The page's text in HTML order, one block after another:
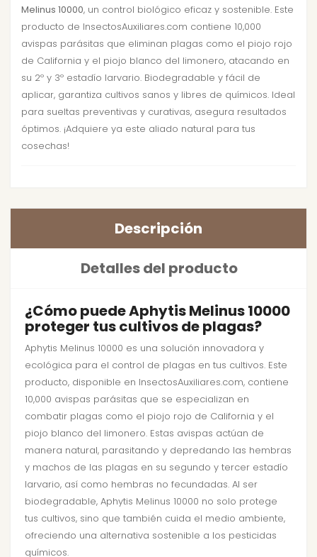
Melinus 10000, un control biológico eficaz y sostenible. Este
producto de InsectosAuxiliares.com contiene 10,000
avispas parásitas que eliminan plagas como el piojo rojo
de California y el piojo blanco del limonero, atacando en
su 2º y 3º estadío larvario. Biodegradable y fácil de
aplicar, garantiza cultivos sanos y libres de químicos. Ideal
para sueltas preventivas y curativas, asegura resultados
óptimos. ¡Adquiere ya este aliado natural para tus
cosechas!
Descripción
Detalles del producto
¿Cómo puede Aphytis Melinus 10000
proteger tus cultivos de plagas?
Aphytis Melinus 10000 es una solución innovadora y
ecológica para el control de plagas en tus cultivos. Este
producto, disponible en InsectosAuxiliares.com, contiene
10,000 avispas parásitas que se especializan en
combatir plagas como el piojo rojo de California y el
piojo blanco del limonero. Estas avispas actúan de
manera natural, parasitando y depredando las hembras
y machos de las plagas en su segundo y tercer estadío
larvario, así como hembras no fecundadas. Al ser
biodegradable, Aphytis Melinus 10000 no solo protege
tus cultivos, sino que también cuida el medio ambiente,
ofreciendo una alternativa sostenible a los pesticidas
químicos.